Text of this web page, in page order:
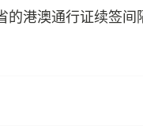
港澳通行证续签间